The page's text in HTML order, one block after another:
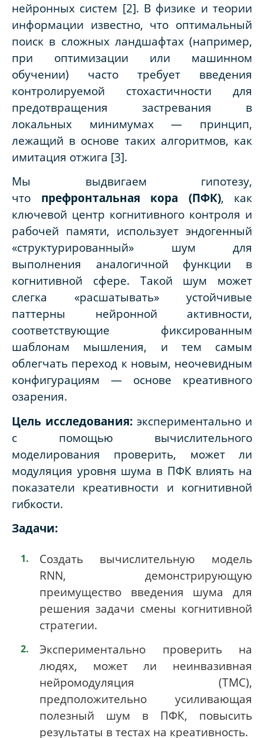
нейронных систем [2]. В физике и теории
информации известно, что оптимальный
поиск в сложных ландшафтах (например,
при оптимизации или машинном
обучении) часто требует введения
контролируемой стохастичности для
предотвращения застревания в
локальных минимумах — принцип,
лежащий в основе таких алгоритмов, как
имитация отжига [3].
Мы выдвигаем гипотезу,
что префронтальная кора (ПФК), как
ключевой центр когнитивного контроля и
рабочей памяти, использует эндогенный
«структурированный» шум для
выполнения аналогичной функции в
когнитивной сфере. Такой шум может
слегка «расшатывать» устойчивые
паттерны нейронной активности,
соответствующие фиксированным
шаблонам мышления, и тем самым
облегчать переход к новым, неочевидным
конфигурациям — основе креативного
озарения.
Цель исследования: экспериментально и
с помощью вычислительного
моделирования проверить, может ли
модуляция уровня шума в ПФК влиять на
показатели креативности и когнитивной
гибкости.
Задачи:
Создать вычислительную модель
RNN, демонстрирующую
преимущество введения шума для
решения задачи смены когнитивной
стратегии.
Экспериментально проверить на
людях, может ли неинвазивная
нейромодуляция (ТМС),
предположительно усиливающая
полезный шум в ПФК, повысить
результаты в тестах на креативность.